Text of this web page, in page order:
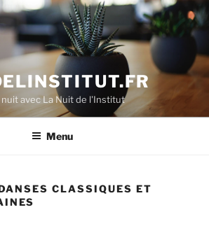
nuit avec La Nuit de l'Institut
Menu
CLASSIQUES ET